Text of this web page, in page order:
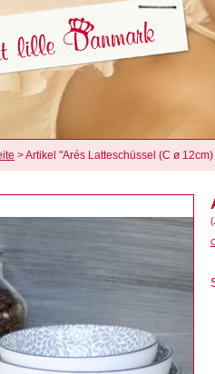
> Artikel "Arés Latteschüssel (C ø